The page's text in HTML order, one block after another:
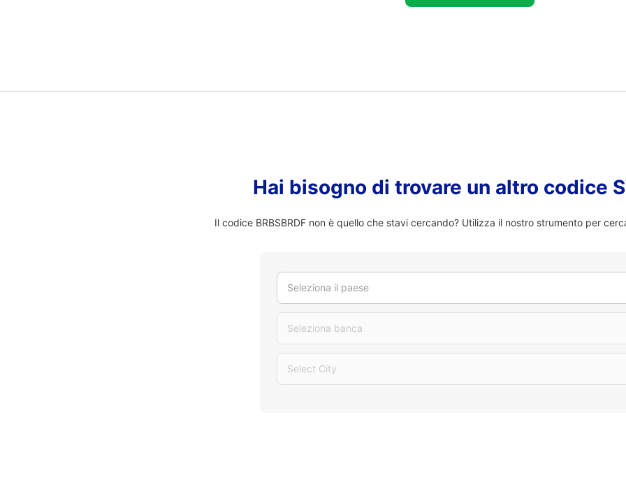
Hai bisogno di trovare un altro codice
Il codice BRBSBRDF non è quello che stavi cercando? Utilizza il nostro strumento per
Seleziona il paese
Seleziona banca
Select City